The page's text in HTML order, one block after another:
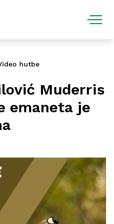
hutbe
Muderris
emaneta je